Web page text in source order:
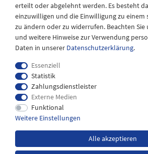
Impressum
Widerrufs­recht
erteilt oder abgelehnt werden. Es besteht
einzuwilligen und die Einwilligung zu
zu ändern oder zu widerrufen. Beachten Sie
und weitere Hinweise zur Verwendung
Daten in unserer Daten­schutz­erklärung.
Essenziell
Statistik
Zahlungsdienstleister
Externe Medien
Funktional
Weitere Einstellungen
Alle akzeptieren